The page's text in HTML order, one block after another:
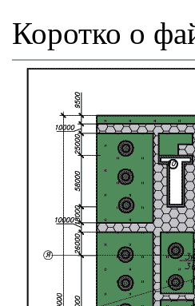
Коротко о